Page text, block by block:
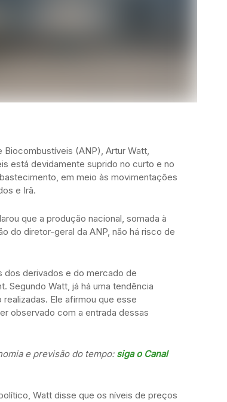
Biocombustíveis (ANP), Artur Watt,
está devidamente suprido no curto e no
em meio às movimentações
e Irã.
que a produção nacional, somada à
do diretor-geral da ANP, não há risco de
derivados e do mercado de
Segundo Watt, já há uma tendência
Ele afirmou que esse
observado com a entrada dessas
e previsão do tempo: siga o Canal
Watt disse que os níveis de preços